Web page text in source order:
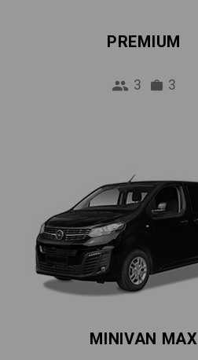
PREMIUM
3 3
MINIVAN MAX